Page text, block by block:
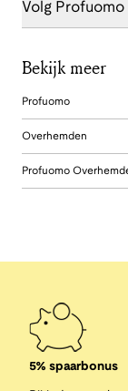
Volg Profuomo
Bekijk meer
Profuomo
Overhemden
Profuomo
5% spaarbonus